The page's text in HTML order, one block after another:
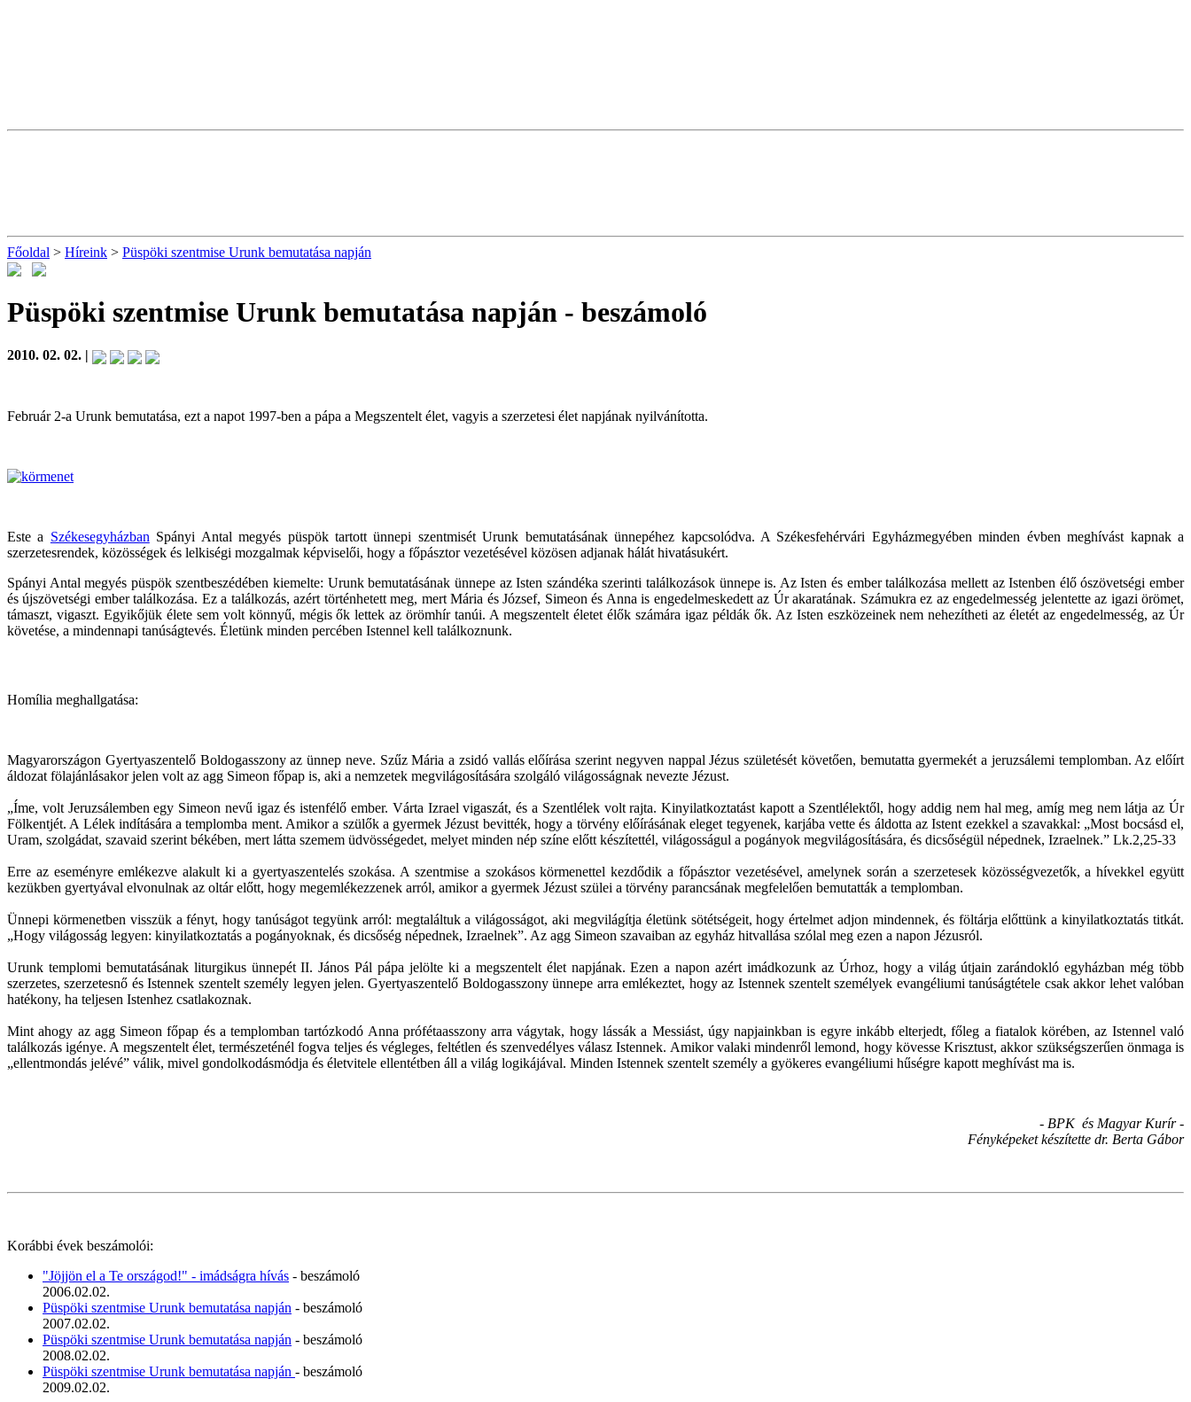
Főoldal > Híreink > Püspöki szentmise Urunk bemutatása napján
Püspöki szentmise Urunk bemutatása napján - beszámoló
2010. 02. 02. |
Február 2-a Urunk bemutatása, ezt a napot 1997-ben a pápa a Megszentelt élet, vagyis a szerzetesi élet napjának nyilvánította.
Este a Székesegyházban Spányi Antal megyés püspök tartott ünnepi szentmisét Urunk bemutatásának ünnepéhez kapcsolódva. A Székesfehérvári Egyházmegyében minden évben meghívást kapnak a
szerzetesrendek, közösségek és lelkiségi mozgalmak képviselői, hogy a főpásztor vezetésével közösen adjanak hálát hivatásukért.
Spányi Antal megyés püspök szentbeszédében kiemelte: Urunk bemutatásának ünnepe az Isten szándéka szerinti találkozások ünnepe is. Az Isten és ember találkozása mellett az Istenben élő ószövetségi ember
és újszövetségi ember találkozása. Ez a találkozás, azért történhetett meg, mert Mária és József, Simeon és Anna is engedelmeskedett az Úr akaratának. Számukra ez az engedelmesség jelentette az igazi örömet,
támaszt, vigaszt. Egyikőjük élete sem volt könnyű, mégis ők lettek az örömhír tanúi. A megszentelt életet élők számára igaz példák ők. Az Isten eszközeinek nem nehezítheti az életét az engedelmesség, az Úr
követése, a mindennapi tanúságtevés. Életünk minden percében Istennel kell találkoznunk.
Homília meghallgatása:
Magyarországon Gyertyaszentelő Boldogasszony az ünnep neve. Szűz Mária a zsidó vallás előírása szerint negyven nappal Jézus születését követően, bemutatta gyermekét a jeruzsálemi templomban. Az előírt
áldozat fölajánlásakor jelen volt az agg Simeon főpap is, aki a nemzetek megvilágosítására szolgáló világosságnak nevezte Jézust.
„Íme, volt Jeruzsálemben egy Simeon nevű igaz és istenfélő ember. Várta Izrael vigaszát, és a Szentlélek volt rajta. Kinyilatkoztatást kapott a Szentlélektől, hogy addig nem hal meg, amíg meg nem látja az Úr
Fölkentjét. A Lélek indítására a templomba ment. Amikor a szülők a gyermek Jézust bevitték, hogy a törvény előírásának eleget tegyenek, karjába vette és áldotta az Istent ezekkel a szavakkal: „Most bocsásd el,
Uram, szolgádat, szavaid szerint békében, mert látta szemem üdvösségedet, melyet minden nép színe előtt készítettél, világosságul a pogányok megvilágosítására, és dicsőségül népednek, Izraelnek.” Lk.2,25-33
Erre az eseményre emlékezve alakult ki a gyertyaszentelés szokása. A szentmise a szokásos körmenettel kezdődik a főpásztor vezetésével, amelynek során a szerzetesek közösségvezetők, a hívekkel együtt
kezükben gyertyával elvonulnak az oltár előtt, hogy megemlékezzenek arról, amikor a gyermek Jézust szülei a törvény parancsának megfelelően bemutatták a templomban.
Ünnepi körmenetben visszük a fényt, hogy tanúságot tegyünk arról: megtaláltuk a világosságot, aki megvilágítja életünk sötétségeit, hogy értelmet adjon mindennek, és föltárja előttünk a kinyilatkoztatás titkát.
„Hogy világosság legyen: kinyilatkoztatás a pogányoknak, és dicsőség népednek, Izraelnek”. Az agg Simeon szavaiban az egyház hitvallása szólal meg ezen a napon Jézusról.
Urunk templomi bemutatásának liturgikus ünnepét II. János Pál pápa jelölte ki a megszentelt élet napjának. Ezen a napon azért imádkozunk az Úrhoz, hogy a világ útjain zarándokló egyházban még több
szerzetes, szerzetesnő és Istennek szentelt személy legyen jelen. Gyertyaszentelő Boldogasszony ünnepe arra emlékeztet, hogy az Istennek szentelt személyek evangéliumi tanúságtétele csak akkor lehet valóban
hatékony, ha teljesen Istenhez csatlakoznak.
Mint ahogy az agg Simeon főpap és a templomban tartózkodó Anna prófétaasszony arra vágytak, hogy lássák a Messiást, úgy napjainkban is egyre inkább elterjedt, főleg a fiatalok körében, az Istennel való
találkozás igénye. A megszentelt élet, természeténél fogva teljes és végleges, feltétlen és szenvedélyes válasz Istennek. Amikor valaki mindenről lemond, hogy kövesse Krisztust, akkor szükségszerűen önmaga is
„ellentmondás jelévé” válik, mivel gondolkodásmódja és életvitele ellentétben áll a világ logikájával. Minden Istennek szentelt személy a gyökeres evangéliumi hűségre kapott meghívást ma is.
- BPK és Magyar Kurír -
Fényképeket készítette dr. Berta Gábor
Korábbi évek beszámolói:
"Jöjjön el a Te országod!" - imádságra hívás - beszámoló
2006.02.02.
Püspöki szentmise Urunk bemutatása napján - beszámoló
2007.02.02.
Püspöki szentmise Urunk bemutatása napján - beszámoló
2008.02.02.
Püspöki szentmise Urunk bemutatása napján - beszámoló
2009.02.02.